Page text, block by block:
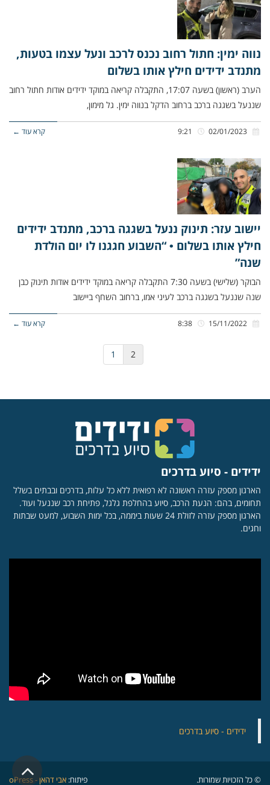
נווה ימין: חתול רחוב נכנס לרכב ונעל עצמו בטעות,
מתנדב ידידים חילץ אותו בשלום
הערב (ראשון) בשעה 17:07, התקבלה קריאה במוקד ידידים אודות חתול רחוב
שננעל בשגגה ברכב ברחוב הדקל בנווה ימין. גל מימון,
קרא עוד ←
יישוב עזר: תינוק ננעל בשגגה ברכב, מתנדב ידידים
חילץ אותו בשלום • “השבוע חגגנו לו יום הולדת
שנה”
הבוקר (שלישי) בשעה 7:30 התקבלה קריאה במוקד ידידים אודות תינוק כבן
שנה שננעל בשגגה ברכב לעיני אמו, ברחוב השחף ביישוב
קרא עוד ←
1 2
ידידים - סיוע בדרכים
הארגון מספק עזרה ראשונה לא רפואית ללא כל עלות, בדרכים ובבתים בשלל
תחומים, בהם: הנעת הרכב, סיוע בהחלפת גלגל, פתיחת רכב שננעל ועוד.
הארגון מספק עזרה לזולת 24 שעות ביממה, בכל ימות השבוע, למעט שבתות
וחגים.
‏ידידים - סיוע בדרכים
© כל הזכויות שמורות. פיתוח: אבי דהאן - oPressגלילה